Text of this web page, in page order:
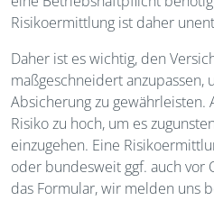
Risikoermittlung ist daher
Daher ist es wichtig, den
maßgeschneidert
Absicherung zu gewährleisten.
Risiko zu hoch, um es
einzugehen. Eine
oder bundesweit ggf. auch vor
das Formular, wir melden uns